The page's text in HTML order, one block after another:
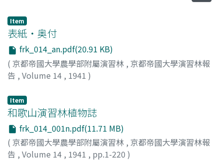
Item
表紙・奥付
frk_014_an.pdf(20.91 KB)
( 京都帝國大學農學部附屬演習林 , 京都帝國大學演習林報
告 , Volume 14 , 1941 )
Item
和歌山演習林植物誌
frk_014_001n.pdf(11.71 MB)
( 京都帝國大學農學部附屬演習林 , 京都帝國大學演習林報
告 , Volume 14 , 1941 , pp.1-220 )